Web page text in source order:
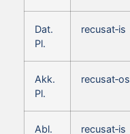
Dat.
Pl.
recusat‑is
Akk.
Pl.
recusat‑os
Abl.
recusat‑is